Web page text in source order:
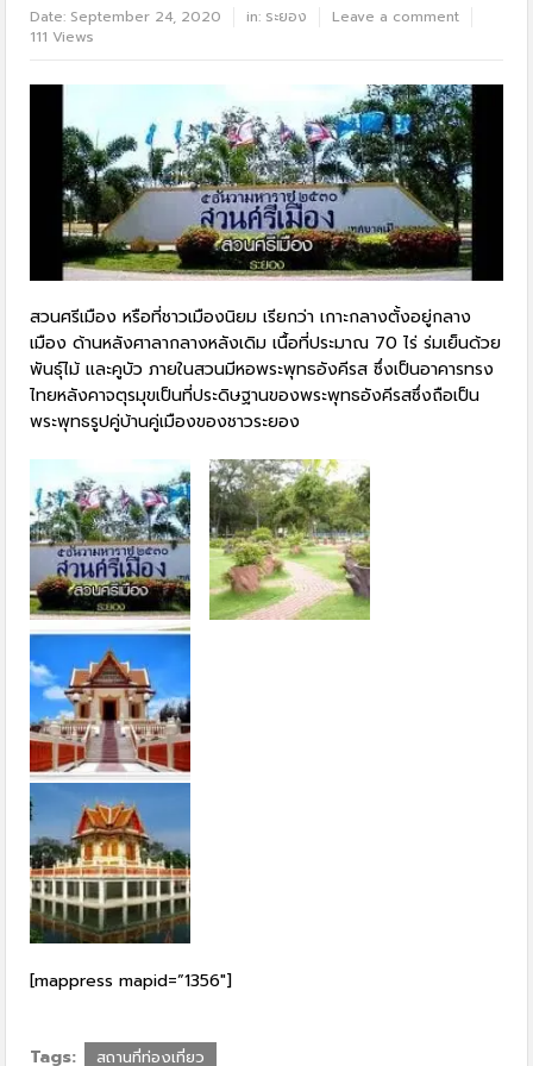
Date: September 24, 2020 in: ระยอง
Leave a comment
111 Views
สวนศรีเมือง หรือที่ชาวเมืองนิยม เรียกว่า เกาะกลางตั้งอยู่กลาง
เมือง ด้านหลังศาลากลางหลังเดิม เนื้อที่ประมาณ 70 ไร่ ร่มเย็นด้วย
พันธุ์ไม้ และคูบัว ภายในสวนมีหอพระพุทธอังคีรส ซึ่งเป็นอาคารทรง
ไทยหลังคาจตุรมุขเป็นที่ประดิษฐานของพระพุทธอังคีรสซึ่งถือเป็น
พระพุทธรูปคู่บ้านคู่เมืองของชาวระยอง
[mappress mapid=”1356″]
Tags: สถานที่ท่องเที่ยว